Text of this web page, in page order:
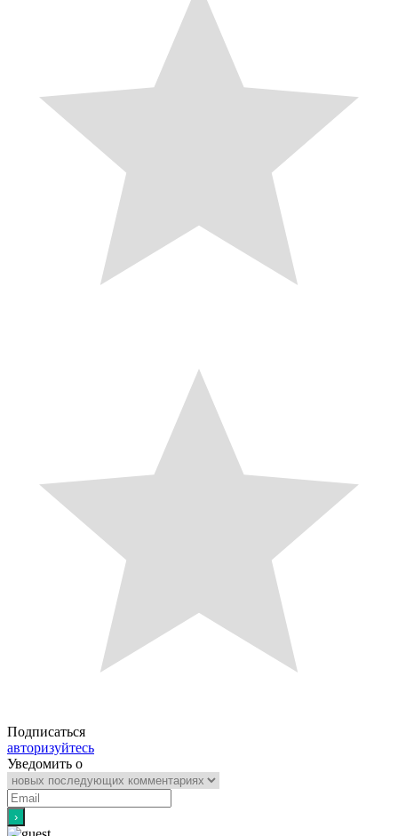
Подписаться
авторизуйтесь
Уведомить о